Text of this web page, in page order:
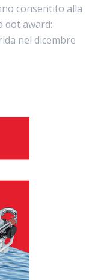
consentito alla
dot award:
nel dicembre